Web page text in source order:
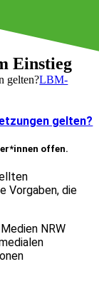
Einstieg
gelten?LBM-
gelten?
offen.
Vorgaben, die
NRW